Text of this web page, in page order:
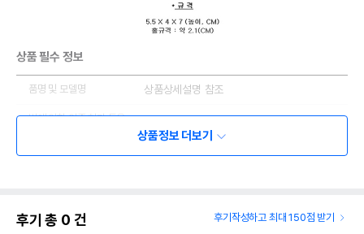
상품 필수 정보
품명 및 모델명 상품상세설명 참조
법에 의한 인증,허가 등을
상품상세설명 참조
수입자를 함께 표기
상품상세설명 참조
상품정보 더보기
후기 총 0 건 후기작성하고 최대 150점 받기